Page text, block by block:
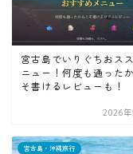
宮古島でいりぐちおス
ニュー！何度も通った
そ書けるレビューも！
2026年
宮古島・沖縄旅行